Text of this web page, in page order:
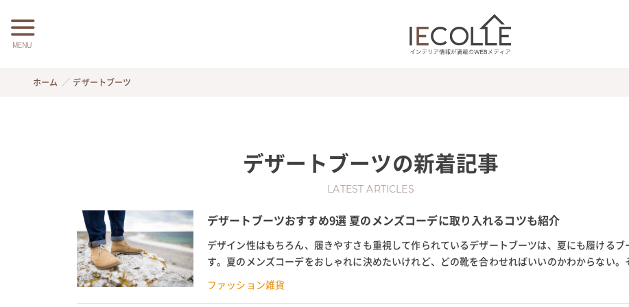
MENU
ホーム デザートブーツ
デザートブーツの新着記事
LATEST ARTICLES
デザートブーツおすすめ9選 夏のメンズコーデに取り入れるコツも紹介
デザイン性はもちろん、履きやすさも重視して作られているデザートブーツは、夏にも履けるブ
す。夏のメンズコーデをおしゃれに決めたいけれど、どの靴を合わせればいいのかわからない。
は、軽やかで大人っぽい印象のデザートブーツを合わせ...
ファッション雑貨